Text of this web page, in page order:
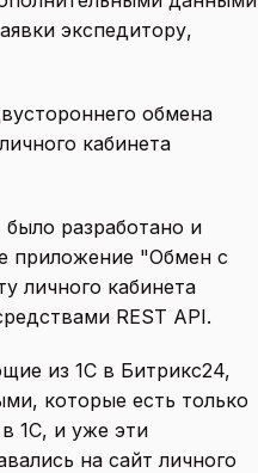
экспедитору,
обмена
кабинета
разработано и
приложение "Обмен с
личного кабинета
REST API.
из 1С в Битрикс24,
которые есть только
1С, и уже эти
на сайт личного